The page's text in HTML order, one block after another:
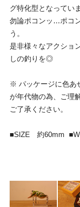
グ特化型となってい
勿論ポコンッ…ポコ
う。
是非様々なアクショ
しの釣りを◎
※ パッケージに色あ
が年代物の為、ご理
ご了承ください。
■SIZE 約60mm